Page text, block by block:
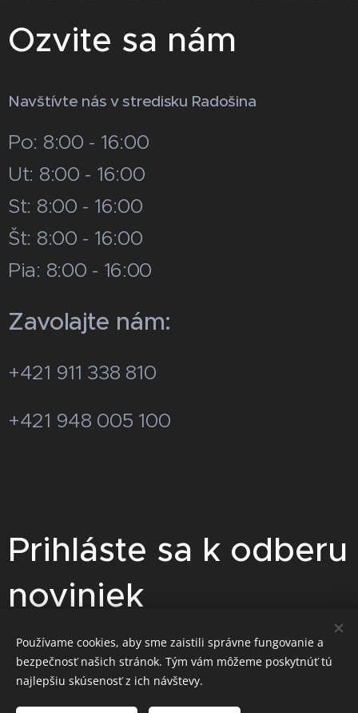
Ozvite sa nám
Navštívte nás v stredisku Radošina
Po: 8:00 - 16:00
Ut: 8:00 - 16:00
St: 8:00 - 16:00
Št: 8:00 - 16:00
Pia: 8:00 - 16:00
Zavolajte nám:
+421 911 338 810
+421 948 005 100
Prihláste sa k odberu
noviniek
Pre zasielanie akciových cenových
ponúk sa prihláste na odber
noviniek.
Používame cookies, aby sme zaistili správne fungovanie a
bezpečnosť našich stránok. Tým vám môžeme poskytnúť tú
najlepšiu skúsenosť z ich návštevy.